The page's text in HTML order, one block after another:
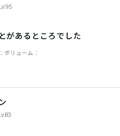
があるところでした
ボリューム